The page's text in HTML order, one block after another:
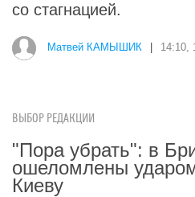
со стагнацией.
Матвей КАМЫШИК 14:10,
ВЫБОР РЕДАКЦИИ
"Пора убрать": в
ошеломлены
Киеву